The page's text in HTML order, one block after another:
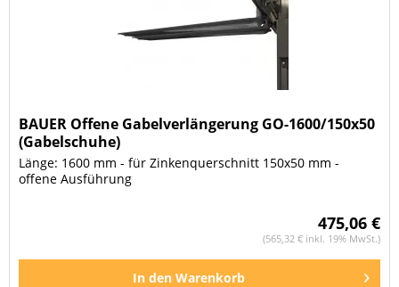
BAUER Offene Gabelverlängerung GO-1600/150x50
(Gabelschuhe)
Länge: 1600 mm - für Zinkenquerschnitt 150x50 mm -
offene Ausführung
475,06 €
(565,32 € inkl. 19% MwSt.)
In den Warenkorb